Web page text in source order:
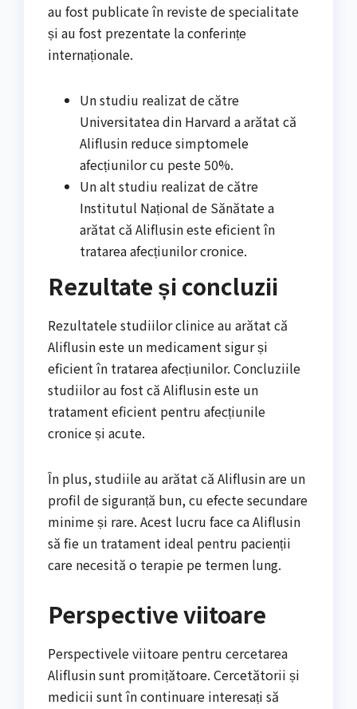
au fost publicate în reviste de specialitate
și au fost prezentate la conferințe
internaționale.
Un studiu realizat de către
Universitatea din Harvard a arătat că
Aliflusin reduce simptomele
afecțiunilor cu peste 50%.
Un alt studiu realizat de către
Institutul Național de Sănătate a
arătat că Aliflusin este eficient în
tratarea afecțiunilor cronice.
Rezultate și concluzii
Rezultatele studiilor clinice au arătat că
Aliflusin este un medicament sigur și
eficient în tratarea afecțiunilor. Concluziile
studiilor au fost că Aliflusin este un
tratament eficient pentru afecțiunile
cronice și acute.
În plus, studiile au arătat că Aliflusin are un
profil de siguranță bun, cu efecte secundare
minime și rare. Acest lucru face ca Aliflusin
să fie un tratament ideal pentru pacienții
care necesită o terapie pe termen lung.
Perspective viitoare
Perspectivele viitoare pentru cercetarea
Aliflusin sunt promițătoare. Cercetătorii și
medicii sunt în continuare interesați să